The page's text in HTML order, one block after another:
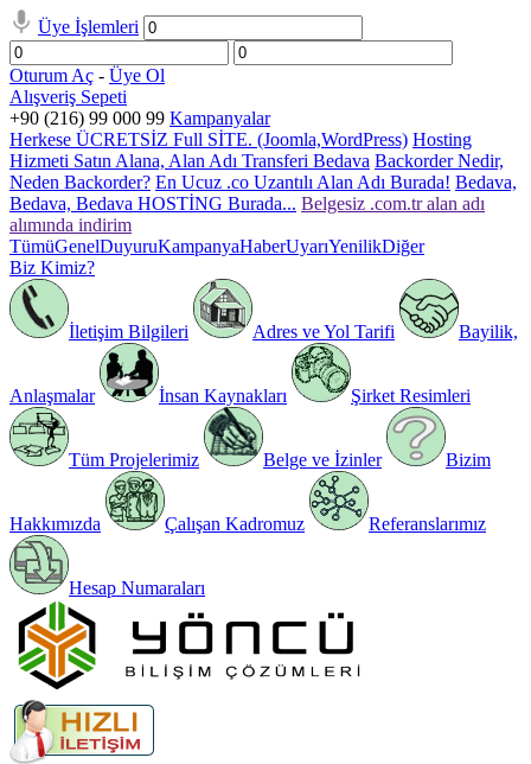
Üye İşlemleri
Oturum Aç - Üye Ol
Alışveriş Sepeti
+90 (216) 99 000 99 Kampanyalar
Herkese ÜCRETSİZ Full SİTE. (Joomla,WordPress) Hosting
Hizmeti Satın Alana, Alan Adı Transferi Bedava Backorder Nedir,
Neden Backorder? En Ucuz .co Uzantılı Alan Adı Burada! Bedava,
Bedava, Bedava HOSTİNG Burada... Belgesiz .com.tr alan adı
alımında indirim
TümüGenelDuyuruKampanyaHaberUyarıYenilikDiğer
Biz Kimiz?
İletişim Bilgileri Adres ve Yol Tarifi Bayilik,
Anlaşmalar İnsan Kaynakları Şirket Resimleri
Tüm Projelerimiz Belge ve İzinler Bizim
Hakkımızda Çalışan Kadromuz Referanslarımız
Hesap Numaraları